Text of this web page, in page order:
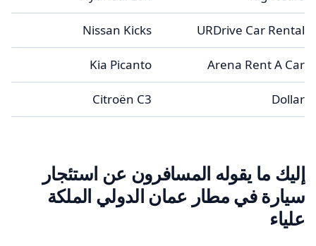
URDrive Car Rental
Nissan Kicks
Arena Rent A Car
Kia Picanto
Dollar
Citroën C3
إليك ما يقوله المسافرون عن استئجار
سيارة في مطار عمان الدولي الملكة
علياء